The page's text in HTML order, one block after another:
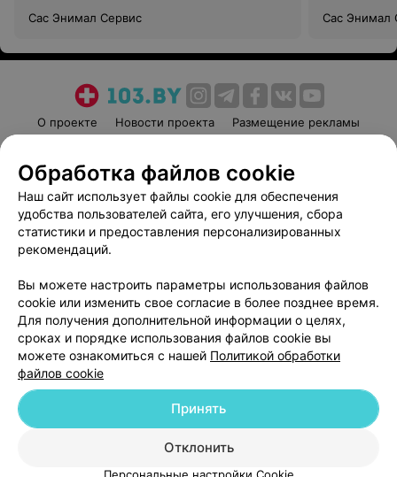
Сас Энимал Сервис Сас Энимал
О проекте Новости проекта
Размещение рекламы
Пользовательское соглашение
Способы оплаты
Вакансии
Партнеры
Написать руководителю 103.by
Обработка персональных данных
© 2026 ООО «Артокс Лаб», УНП 191700409 | 220012, Республика Беларусь,
Обработка файлов cookie
Наш сайт использует файлы cookie для обеспечения
удобства пользователей сайта, его улучшения, сбора
статистики и предоставления персонализированных
рекомендаций.
Вы можете настроить параметры использования файлов
cookie или изменить свое согласие в более позднее время.
Для получения дополнительной информации о целях,
сроках и порядке использования файлов cookie вы
можете ознакомиться с нашей Политикой обработки
файлов cookie
Отклонить
Принять